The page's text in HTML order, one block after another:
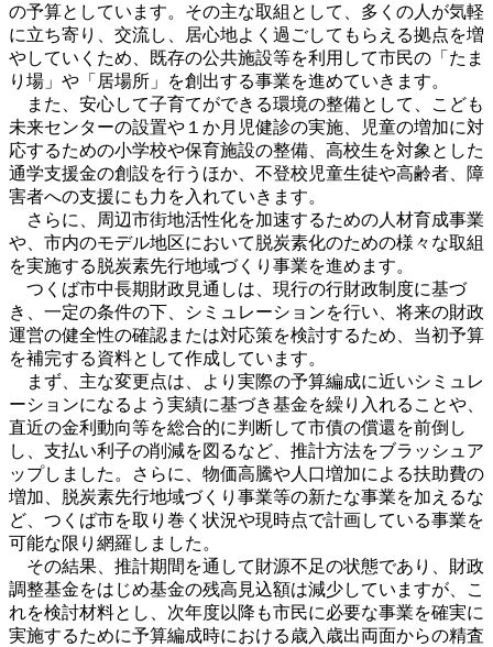
の予算としています。その主な取組として、多くの人が気軽
に立ち寄り、交流し、居心地よく過ごしてもらえる拠点を増
やしていくため、既存の公共施設等を利用して市民の「たま
り場」や「居場所」を創出する事業を進めていきます。
また、安心して子育てができる環境の整備として、こども
未来センターの設置や１か月児健診の実施、児童の増加に対
応するための小学校や保育施設の整備、高校生を対象とした
通学支援金の創設を行うほか、不登校児童生徒や高齢者、障
害者への支援にも力を入れていきます。
さらに、周辺市街地活性化を加速するための人材育成事業
や、市内のモデル地区において脱炭素化のための様々な取組
を実施する脱炭素先行地域づくり事業を進めます。
つくば市中長期財政見通しは、現行の行財政制度に基づ
き、一定の条件の下、シミュレーションを行い、将来の財政
運営の健全性の確認または対応策を検討するため、当初予算
を補完する資料として作成しています。
まず、主な変更点は、より実際の予算編成に近いシミュレ
ーションになるよう実績に基づき基金を繰り入れることや、
直近の金利動向等を総合的に判断して市債の償還を前倒し
し、支払い利子の削減を図るなど、推計方法をブラッシュア
ップしました。さらに、物価高騰や人口増加による扶助費の
増加、脱炭素先行地域づくり事業等の新たな事業を加えるな
ど、つくば市を取り巻く状況や現時点で計画している事業を
可能な限り網羅しました。
その結果、推計期間を通して財源不足の状態であり、財政
調整基金をはじめ基金の残高見込額は減少していますが、こ
れを検討材料とし、次年度以降も市民に必要な事業を確実に
実施するために予算編成時における歳入歳出両面からの精査